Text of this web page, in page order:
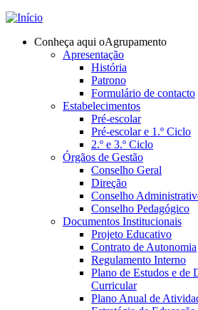
Jump to navigation
Conheça aqui oAgrupamento
Apresentação
História
Patrono
Formulário de contacto
Estabelecimentos
Pré-escolar
Pré-escolar e 1.º Ciclo
2.º e 3.º Ciclo
Órgãos de Gestão
Conselho Geral
Direção
Conselho
Conselho Pedagógico
Documentos Institucionais
Projeto Educativo
Contrato de Autonomia
Regulamento Interno
Plano de Estudos e de
Curricular
Plano Anual de